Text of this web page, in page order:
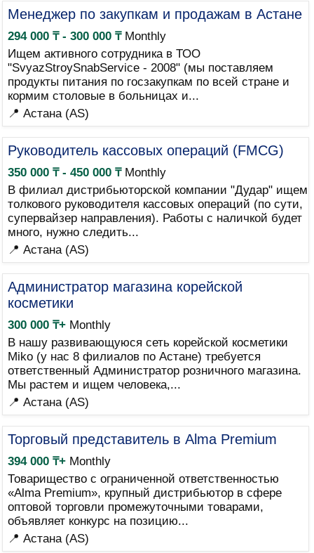
Менеджер по закупкам и продажам в Астане
294 000 ₸ - 300 000 ₸Monthly
Ищем активного сотрудника в ТОО
"SvyazStroySnabService - 2008" (мы поставляем
продукты питания по госзакупкам по всей стране и
кормим столовые в больницах и...
📍 Астана (AS)
Руководитель кассовых операций (FMCG)
350 000 ₸ - 450 000 ₸Monthly
В филиал дистрибьюторской компании "Дудар" ищем
толкового руководителя кассовых операций (по сути,
супервайзер направления). Работы с наличкой будет
много, нужно следить...
📍 Астана (AS)
Администратор магазина корейской
косметики
300 000 ₸+Monthly
В нашу развивающуюся сеть корейской косметики
Miko (у нас 8 филиалов по Астане) требуется
ответственный Администратор розничного магазина.
Мы растем и ищем человека,...
📍 Астана (AS)
Торговый представитель в Alma Premium
394 000 ₸+Monthly
Товарищество с ограниченной ответственностью
«Alma Premium», крупный дистрибьютор в сфере
оптовой торговли промежуточными товарами,
объявляет конкурс на позицию...
📍 Астана (AS)